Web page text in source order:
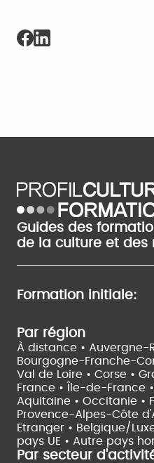
Guides des
de la culture et des
Formation initiale:
Par région
À distance • Auvergne-
Bourgogne-Franche-
Val de Loire • Corse •
France •
Île-de-France •
Aquitaine • Occitanie •
Provence-Alpes-Côte
Etranger • Belgique/
pays UE • Autre pays
Par secteur